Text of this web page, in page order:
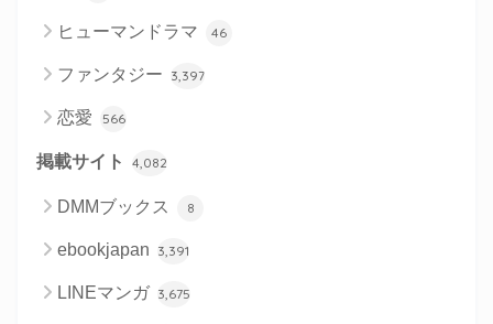
ヒューマンドラマ 46
ファンタジー 3,397
恋愛 566
掲載サイト 4,082
DMMブックス 8
ebookjapan 3,391
LINEマンガ 3,675